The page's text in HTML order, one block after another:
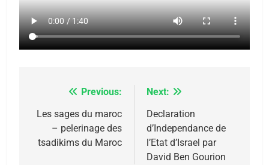
Navigation
de
l’article
Previous:
Les sages du maroc
– pelerinage des
tsadikims du Maroc
Next:
Declaration
d’Independance de
l’Etat d’Israel par
David Ben Gourion
2025, l’année la plus